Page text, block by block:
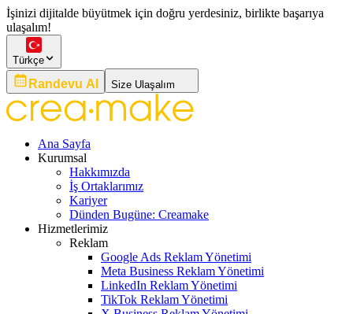
İşinizi dijitalde büyütmek için doğru yerdesiniz, birlikte başarıya
ulaşalım!
Türkçe
Randevu Al Size Ulaşalım
Ana Sayfa
Kurumsal
Hakkımızda
İş Ortaklarımız
Kariyer
Dünden Bugüne: Creamake
Hizmetlerimiz
Reklam
Google Ads Reklam Yönetimi
Meta Business Reklam Yönetimi
LinkedIn Reklam Yönetimi
TikTok Reklam Yönetimi